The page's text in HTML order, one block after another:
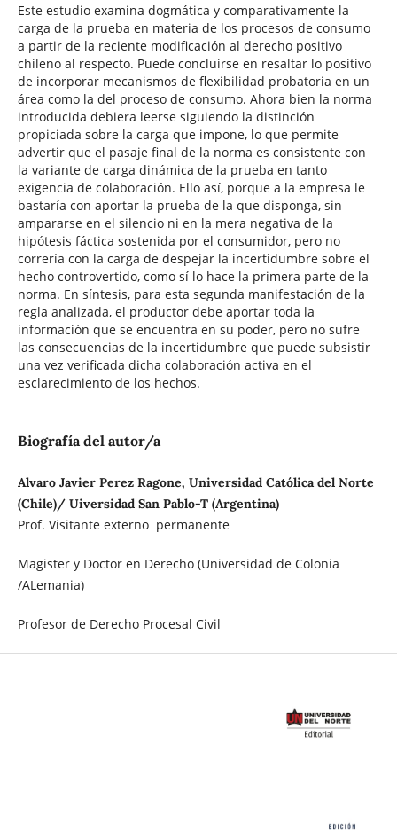
Este estudio examina dogmática y comparativamente la
carga de la prueba en materia de los procesos de consumo
a partir de la reciente modificación al derecho positivo
chileno al respecto. Puede concluirse en resaltar lo positivo
de incorporar mecanismos de flexibilidad probatoria en un
área como la del proceso de consumo. Ahora bien la norma
introducida debiera leerse siguiendo la distinción
propiciada sobre la carga que impone, lo que permite
advertir que el pasaje final de la norma es consistente con
la variante de carga dinámica de la prueba en tanto
exigencia de colaboración. Ello así, porque a la empresa le
bastaría con aportar la prueba de la que disponga, sin
ampararse en el silencio ni en la mera negativa de la
hipótesis fáctica sostenida por el consumidor, pero no
correría con la carga de despejar la incertidumbre sobre el
hecho controvertido, como sí lo hace la primera parte de la
norma. En síntesis, para esta segunda manifestación de la
regla analizada, el productor debe aportar toda la
información que se encuentra en su poder, pero no sufre
las consecuencias de la incertidumbre que puede subsistir
una vez verificada dicha colaboración activa en el
esclarecimiento de los hechos.
Biografía del autor/a
Alvaro Javier Perez Ragone, Universidad Católica del Norte
(Chile)/ Uiversidad San Pablo-T (Argentina)
Prof. Visitante externo permanente
Magister y Doctor en Derecho (Universidad de Colonia
/ALemania)
Profesor de Derecho Procesal Civil